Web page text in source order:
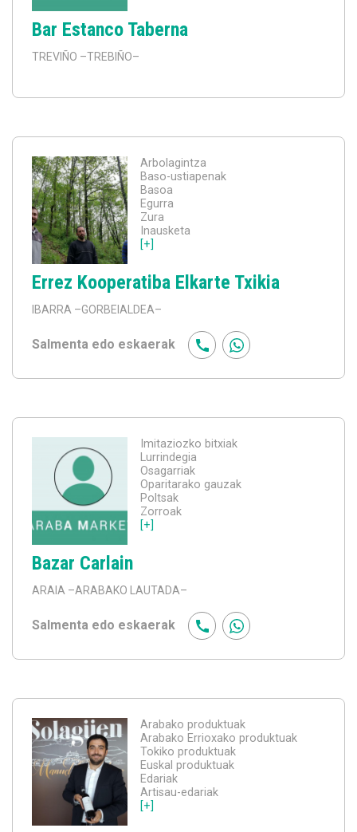
Bar Estanco Taberna
TREVIÑO –TREBIÑO–
Arbolagintza
Baso-ustiapenak
Basoa
Egurra
Zura
Inausketa
[+]
Errez Kooperatiba Elkarte Txikia
IBARRA –GORBEIALDEA–
Salmenta edo eskaerak
Imitaziozko bitxiak
Lurrindegia
Osagarriak
Oparitarako gauzak
Poltsak
Zorroak
[+]
Bazar Carlain
ARAIA –ARABAKO LAUTADA–
Salmenta edo eskaerak
Arabako produktuak
Arabako Errioxako produktuak
Tokiko produktuak
Euskal produktuak
Edariak
Artisau-edariak
[+]